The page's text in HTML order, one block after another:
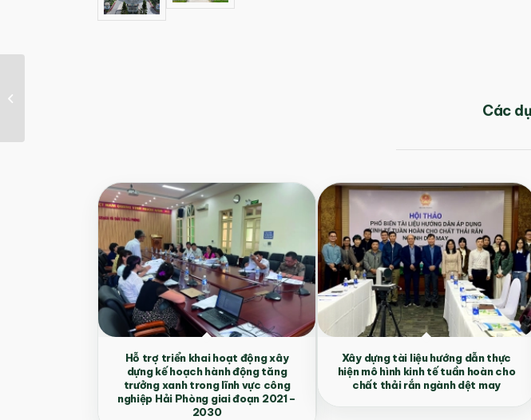
Các
Hỗ trợ triển khai hoạt động xây
dựng kế hoạch hành động tăng
trưởng xanh trong lĩnh vực công
nghiệp Hải Phòng giai đoạn 2021 –
2030
Xây dựng tài liệu hướng dẫn thực
hiện mô hình kinh tế tuần hoàn cho
chất thải rắn ngành dệt may